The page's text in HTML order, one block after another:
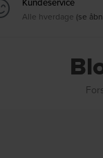
Alle hverdage (se